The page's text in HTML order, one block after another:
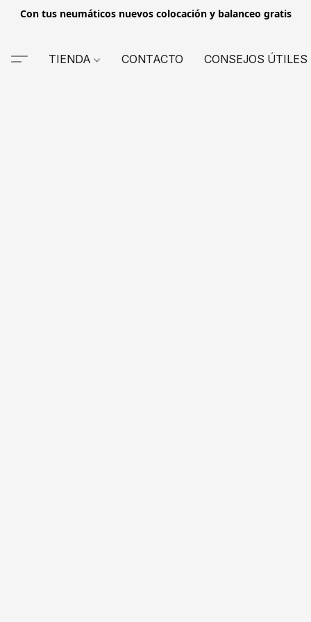
Con tus neumáticos nuevos colocación y balanceo gratis
TIENDA CONTACTO CONSEJOS ÚTILES